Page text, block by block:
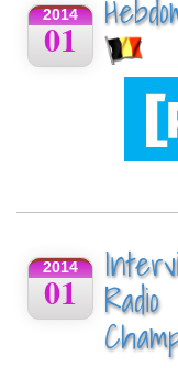
2014
01
2014
01